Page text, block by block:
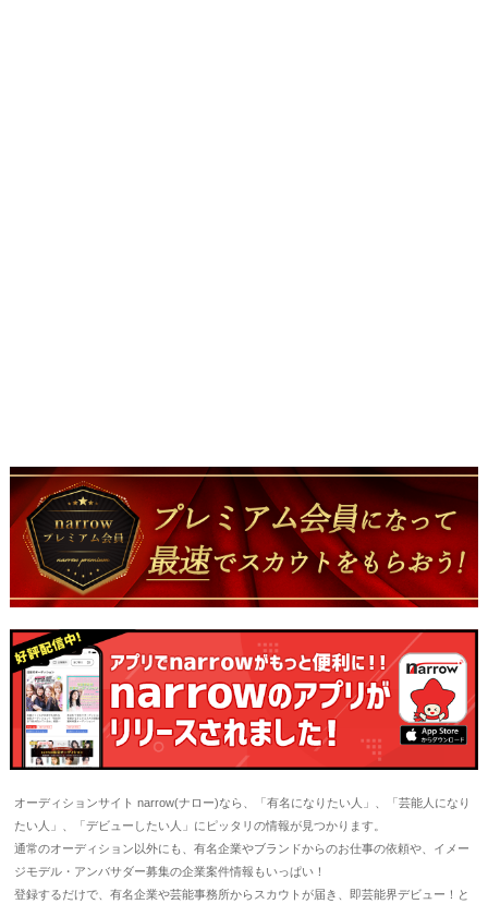
オーディションサイト narrow(ナロー)なら、「有名になりたい人」、「芸能人になり
たい人」、「デビューしたい人」にピッタリの情報が見つかります。
通常のオーディション以外にも、有名企業やブランドからのお仕事の依頼や、イメー
ジモデル・アンバサダー募集の企業案件情報もいっぱい！
登録するだけで、有名企業や芸能事務所からスカウトが届き、即芸能界デビュー！と